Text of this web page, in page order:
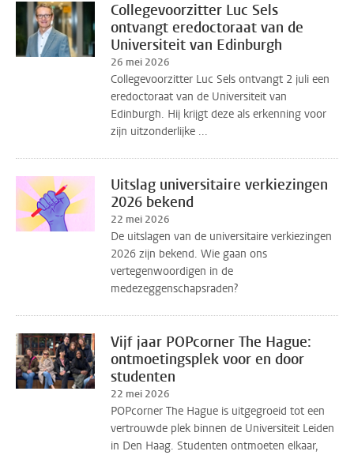
Collegevoorzitter Luc Sels
ontvangt eredoctoraat van de
Universiteit van Edinburgh
26 mei 2026
Collegevoorzitter Luc Sels ontvangt 2 juli een
eredoctoraat van de Universiteit van
Edinburgh. Hij krijgt deze als erkenning voor
zijn uitzonderlijke ...
Uitslag universitaire verkiezingen
2026 bekend
22 mei 2026
De uitslagen van de universitaire verkiezingen
2026 zijn bekend. Wie gaan ons
vertegenwoordigen in de
medezeggenschapsraden?
Vijf jaar POPcorner The Hague:
ontmoetingsplek voor en door
studenten
22 mei 2026
POPcorner The Hague is uitgegroeid tot een
vertrouwde plek binnen de Universiteit Leiden
in Den Haag. Studenten ontmoeten elkaar,